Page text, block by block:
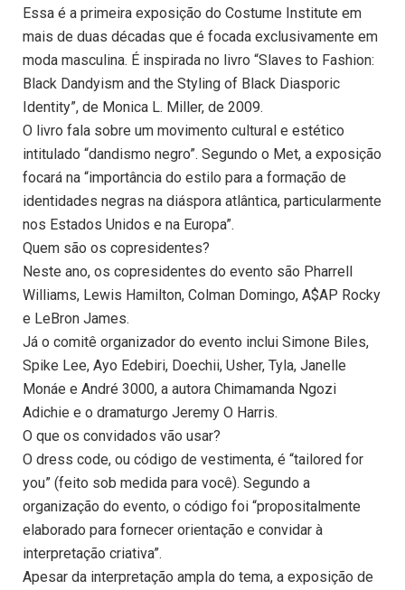
Essa é a primeira exposição do Costume Institute em
mais de duas décadas que é focada exclusivamente em
moda masculina. É inspirada no livro “Slaves to Fashion:
Black Dandyism and the Styling of Black Diasporic
Identity”, de Monica L. Miller, de 2009.
O livro fala sobre um movimento cultural e estético
intitulado “dandismo negro”. Segundo o Met, a exposição
focará na “importância do estilo para a formação de
identidades negras na diáspora atlântica, particularmente
nos Estados Unidos e na Europa”.
Quem são os copresidentes?
Neste ano, os copresidentes do evento são Pharrell
Williams, Lewis Hamilton, Colman Domingo, A$AP Rocky
e LeBron James.
Já o comitê organizador do evento inclui Simone Biles,
Spike Lee, Ayo Edebiri, Doechii, Usher, Tyla, Janelle
Monáe e André 3000, a autora Chimamanda Ngozi
Adichie e o dramaturgo Jeremy O Harris.
O que os convidados vão usar?
O dress code, ou código de vestimenta, é “tailored for
you” (feito sob medida para você). Segundo a
organização do evento, o código foi “propositalmente
elaborado para fornecer orientação e convidar à
interpretação criativa”.
Apesar da interpretação ampla do tema, a exposição de